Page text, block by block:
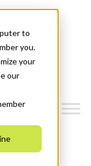
to
you.
your
our